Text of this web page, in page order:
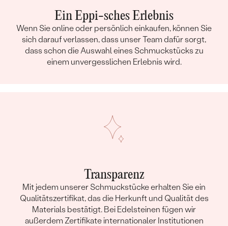
Ein Eppi-sches Erlebnis
Wenn Sie online oder persönlich einkaufen, können Sie
sich darauf verlassen, dass unser Team dafür sorgt,
dass schon die Auswahl eines Schmuckstücks zu
einem unvergesslichen Erlebnis wird.
Transparenz
Mit jedem unserer Schmuckstücke erhalten Sie ein
Qualitätszertifikat, das die Herkunft und Qualität des
Materials bestätigt. Bei Edelsteinen fügen wir
außerdem Zertifikate internationaler Institutionen